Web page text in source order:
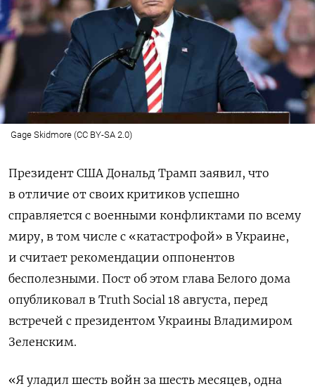
Gage Skidmore (CC BY-SA 2.0)
Президент США Дональд Трамп заявил, что
в отличие от своих критиков успешно
справляется с военными конфликтами по всему
миру, в том числе с «катастрофой» в Украине,
и считает рекомендации оппонентов
бесполезными. Пост об этом глава Белого дома
опубликовал в Truth Social 18 августа, перед
встречей с президентом Украины Владимиром
Зеленским.
«Я уладил шесть войн за шесть месяцев, одна